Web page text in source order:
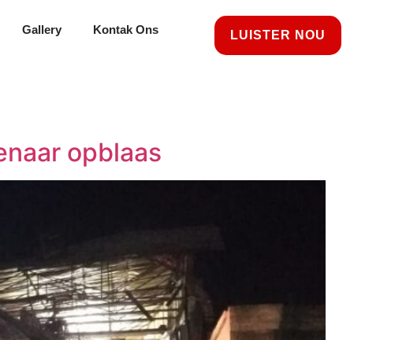
Gallery Kontak Ons LUISTER NOU
opblaas